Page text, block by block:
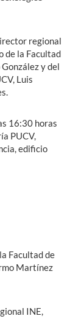
regional
de la Facultad
y del
Luis
16:30 horas
PUCV,
edificio
Facultad de
Martínez
INE,